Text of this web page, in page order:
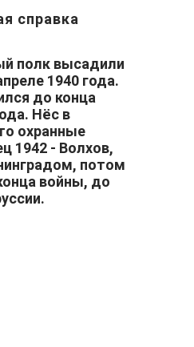
справка
полк высадили
1940 года.
до конца
Нёс в
охранные
1942 - Волхов,
потом
войны, до